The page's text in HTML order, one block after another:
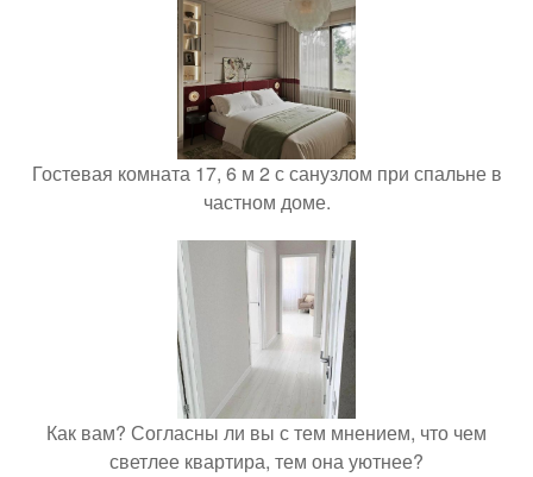
Гостевая комната 17, 6 м 2 с санузлом при спальне в
частном доме.
Как вам? Согласны ли вы с тем мнением, что чем
светлее квартира, тем она уютнее?